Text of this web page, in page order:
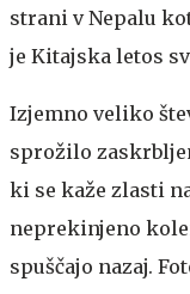
strani v Nepalu
je Kitajska letos
Izjemno veliko
sprožilo
ki se kaže zlasti
neprekinjeno
spuščajo nazaj.